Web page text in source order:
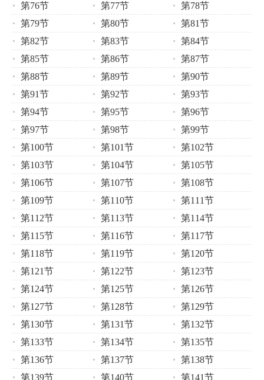
第76节
第77节
第78节
第79节
第80节
第81节
第82节
第83节
第84节
第85节
第86节
第87节
第88节
第89节
第90节
第91节
第92节
第93节
第94节
第95节
第96节
第97节
第98节
第99节
第100节
第101节
第102节
第103节
第104节
第105节
第106节
第107节
第108节
第109节
第110节
第111节
第112节
第113节
第114节
第115节
第116节
第117节
第118节
第119节
第120节
第121节
第122节
第123节
第124节
第125节
第126节
第127节
第128节
第129节
第130节
第131节
第132节
第133节
第134节
第135节
第136节
第137节
第138节
第139节
第140节 第141节